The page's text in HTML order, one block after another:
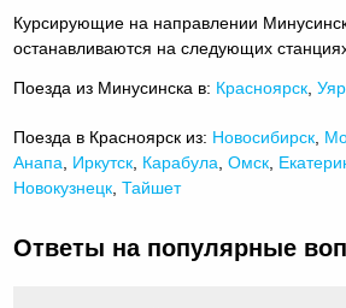
Курсирующие на направлении
останавливаются на следующих
Поезда из Минусинска в: Красноярск ,Уяр
Поезда в Красноярск из: Новосибирск
Анапа
Иркутск Карабула ,Омск
Новокузнецк ,Тайшет
Ответы на популярные